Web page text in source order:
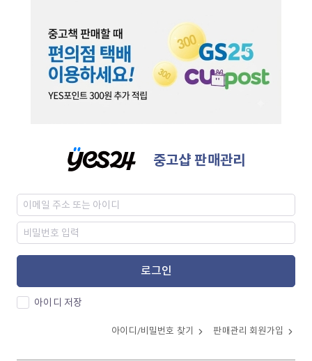
중고샵 판매관리
로그인
아이디 저장
아이디/비밀번호 찾기 판매관리 회원가입